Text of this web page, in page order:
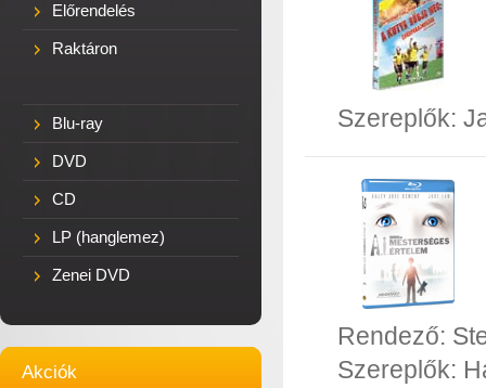
Előrendelés
Raktáron
Blu-ray
DVD
CD
LP (hanglemez)
Zenei DVD
Akciók
Szereplők:
Rendező:
Szereplők: